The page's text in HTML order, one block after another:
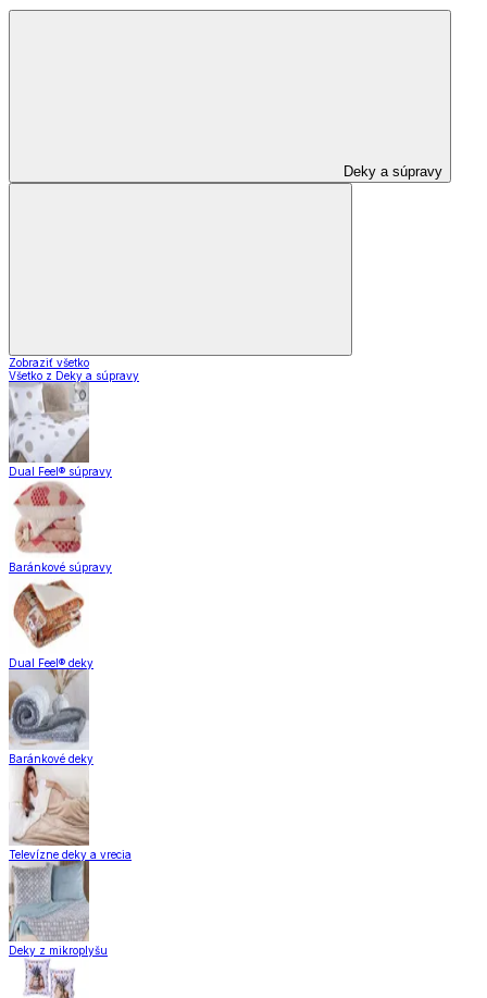
Deky a súpravy
Zobraziť všetko
Všetko z Deky a súpravy
Dual Feel® súpravy
Baránkové súpravy
Dual Feel® deky
Baránkové deky
Televízne deky a vrecia
Deky z mikroplyšu